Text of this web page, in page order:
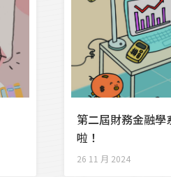
第二屆財務金融學
啦！
26 11 月 2024